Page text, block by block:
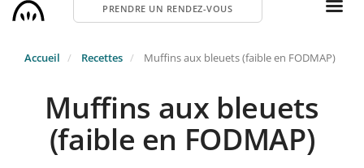
PRENDRE UN RENDEZ-VOUS
Accueil Recettes Muffins aux bleuets (faible en FODMAP)
Muffins aux bleuets
(faible en FODMAP)